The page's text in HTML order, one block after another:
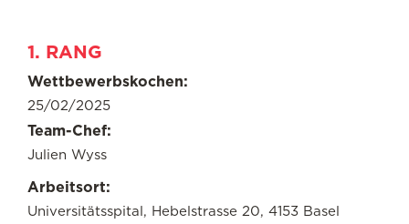
1. RANG
Wettbewerbskochen:
25/02/2025
Team-Chef:
Julien Wyss
Arbeitsort:
Universitätsspital, Hebelstrasse 20, 4153 Basel